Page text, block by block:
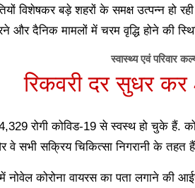
विशेषकर बड़े शहरों के समक्ष उत्‍पन्‍न हो
और दैनिक मामलों में चरम वृद्धि होने की
स्‍वास्‍थ्‍य एवं परिवार
रिकवरी दर सुधर
रोगी कोविड-19 से स्वस्थ हो चुके हैं.
वे सभी सक्रिय चिकित्सा निगरानी के तहत
नोवेल कोरोना वायरस का पता लगाने की